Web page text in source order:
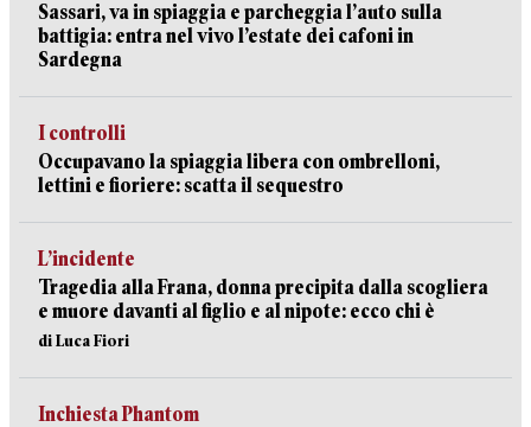
Sassari, va in spiaggia e parcheggia l’auto sulla
battigia: entra nel vivo l’estate dei cafoni in
Sardegna
I controlli
Occupavano la spiaggia libera con ombrelloni,
lettini e fioriere: scatta il sequestro
L’incidente
Tragedia alla Frana, donna precipita dalla scogliera
e muore davanti al figlio e al nipote: ecco chi è
di Luca Fiori
Inchiesta Phantom